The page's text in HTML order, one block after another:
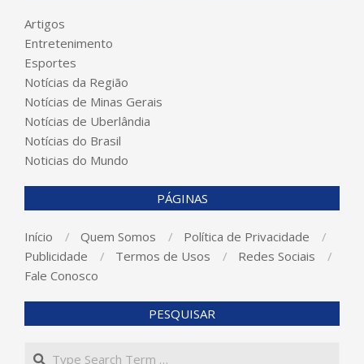
Artigos
Entretenimento
Esportes
Notícias da Região
Notícias de Minas Gerais
Notícias de Uberlândia
Notícias do Brasil
Noticias do Mundo
PÁGINAS
Início Quem Somos
Política de Privacidade
Publicidade
Termos de Usos
Redes Sociais
Fale Conosco
PESQUISAR
Search